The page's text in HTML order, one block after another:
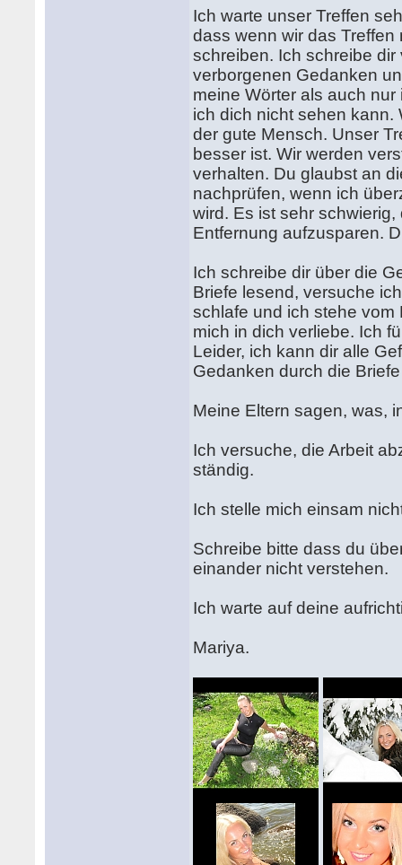
Ich warte unser Treffen
dass wenn wir das
schreiben. Ich schreibe
verborgenen Gedanken
meine Wörter als auch
ich dich nicht sehen kann.
der gute Mensch. Unser
besser ist. Wir werden
verhalten. Du glaubst an
nachprüfen, wenn ich
wird. Es ist sehr
Entfernung aufzusparen.
Ich schreibe dir über die
Briefe lesend, versuche
schlafe und ich stehe vom
mich in dich verliebe. Ich
Leider, ich kann dir alle
Gedanken durch die
Meine Eltern sagen, was,
Ich versuche, die Arbeit
ständig.
Ich stelle mich einsam
Schreibe bitte dass du
einander nicht verstehen.
Ich warte auf deine
Mariya.